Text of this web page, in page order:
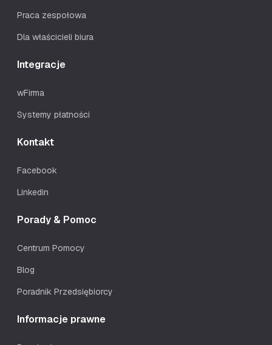
Praca zespołowa
Dla właścicieli biura
Integracje
wFirma
Systemy płatności
Kontakt
Facebook
Linkedin
Porady & Pomoc
Centrum Pomocy
Blog
Poradnik Przedsiębiorcy
Informacje prawne